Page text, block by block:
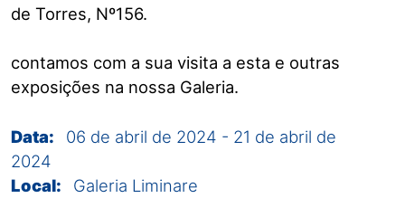
de Torres, Nº156.
contamos com a sua visita a esta e outras
exposições na nossa Galeria.
Data: 06 de abril de 2024 - 21 de abril de
2024
Local:
Galeria Liminare